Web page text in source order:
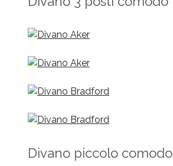
Divano piccolo comodo